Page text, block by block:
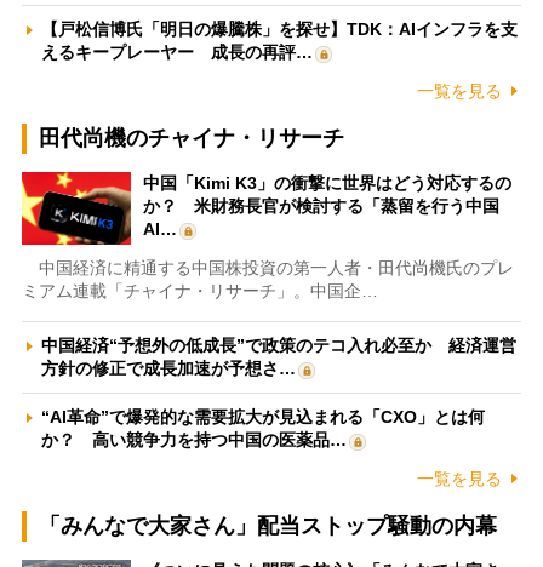
【戸松信博氏「明日の爆騰株」を探せ】TDK：AIインフラを支
えるキープレーヤー 成長の再評…
一覧を見る
田代尚機のチャイナ・リサーチ
中国「Kimi K3」の衝撃に世界はどう対応するの
か？ 米財務長官が検討する「蒸留を行う中国
AI…
中国経済に精通する中国株投資の第一人者・田代尚機氏のプレ
ミアム連載「チャイナ・リサーチ」。中国企…
中国経済“予想外の低成長”で政策のテコ入れ必至か 経済運営
方針の修正で成長加速が予想さ…
“AI革命”で爆発的な需要拡大が見込まれる「CXO」とは何
か？ 高い競争力を持つ中国の医薬品…
一覧を見る
「みんなで大家さん」配当ストップ騒動の内幕